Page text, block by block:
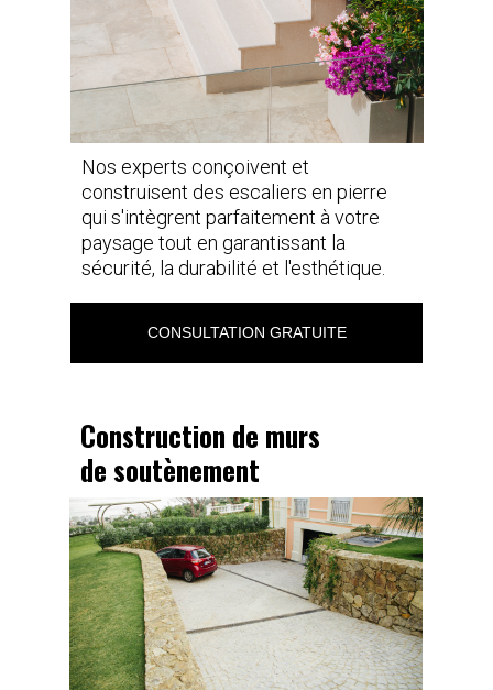
CONSULTATION GRATUITE
Nos experts conçoivent et
construisent des escaliers en pierre
qui s'intègrent parfaitement à votre
paysage tout en garantissant la
sécurité, la durabilité et l'esthétique.
Construction de murs
de soutènement